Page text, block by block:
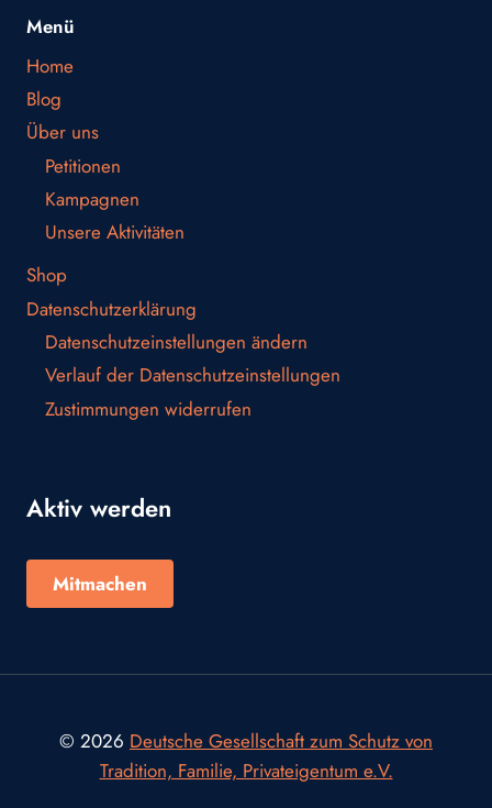
Menü
Home
Blog
Über uns
Petitionen
Kampagnen
Unsere Aktivitäten
Shop
Datenschutzerklärung
Datenschutzeinstellungen ändern
Verlauf der Datenschutzeinstellungen
Zustimmungen widerrufen
Aktiv werden
Mitmachen
© 2026 Deutsche Gesellschaft zum Schutz von
Tradition, Familie, Privateigentum e.V.